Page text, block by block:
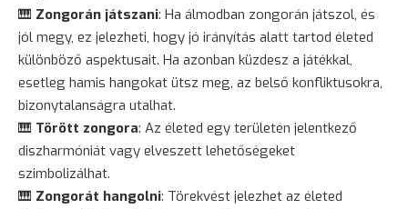
🎹 Zongorán játszani: Ha álmodban zongorán játszol, és
jól megy, ez jelezheti, hogy jó irányítás alatt tartod életed
különböző aspektusait. Ha azonban küzdesz a játékkal,
esetleg hamis hangokat ütsz meg, az belső konfliktusokra,
bizonytalanságra utalhat.
🎹 Törött zongora: Az életed egy területén jelentkező
diszharmóniát vagy elveszett lehetőségeket
szimbolizálhat.
🎹 Zongorát hangolni: Törekvést jelezhet az életed